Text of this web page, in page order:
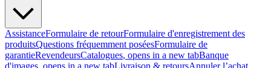
AssistanceFormulaire de retourFormulaire d'enregistrement des
produitsQuestions fréquemment poséesFormulaire de
garantieRevendeursCatalogues, opens in a new tabBanque